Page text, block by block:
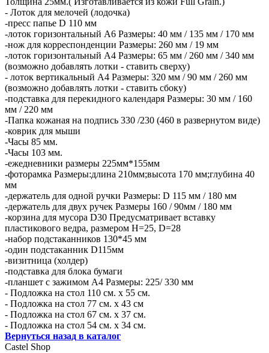
- Лоток для мелочей (лодочка)
-пресс папье D 110 мм
-лоток горизонтальный А6 Размеры: 40 мм / 135 мм / 170 мм
-нож для корреспонденции Размеры: 260 мм / 19 мм
-лоток горизонтальный А4 Размеры: 65 мм / 260 мм / 340 мм
(возможно добавлять лотки - ставить сверху)
- лоток вертикальный А4 Размеры: 320 мм / 90 мм / 260 мм
(возможно добавлять лотки - ставить сбоку)
-подставка для перекидного календаря Размеры: 30 мм / 160
мм / 220 мм
-Папка кожаная на подпись 330 /230 (460 в развернутом виде)
-коврик для мыши
-Часы 85 мм.
-Часы 103 мм.
-ежедневники размеры 225мм*155мм
-фоторамка Размеры:длина 210мм;высота 170 мм;глубина 40
мм
-держатель для одной ручки Размеры: D 115 мм / 180 мм
-держатель для двух ручек Размеры 160 / 90мм / 180 мм
-корзина для мусора D30 Предусматривает вставку
пластикового ведра, размером H=25, D=28
-набор подстаканников 130*45 мм
-один подстаканник D115мм
-визитница (холдер)
-подставка для блока бумаги
-планшет с зажимом А4 Размеры: 225/ 330 мм
- Подложка на стол 110 см. х 55 см.
- Подложка на стол 77 см. х 43 см
- Подложка на стол 67 см. х 37 см.
- Подложка на стол 54 см. х 34 см.
Вернуться назад в каталог
Castel Shop